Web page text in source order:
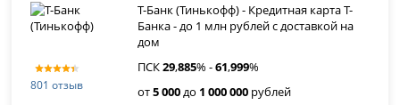
801 отзыв
Т-Банк (Тинькофф) - Кредитная карта Т-
Банка - до 1 млн рублей с доставкой на
дом
ПСК29,885% -61,999%
от5 000до 1 000 000 рублей